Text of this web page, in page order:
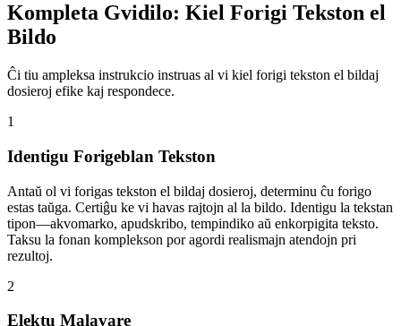
Kompleta Gvidilo: Kiel Forigi Tekston el
Bildo
Ĉi tiu ampleksa instrukcio instruas al vi kiel forigi tekston el bildaj
dosieroj efike kaj respondece.
1
Identigu Forigeblan Tekston
Antaŭ ol vi forigas tekston el bildaj dosieroj, determinu ĉu forigo
estas taŭga. Certiĝu ke vi havas rajtojn al la bildo. Identigu la tekstan
tipon—akvomarko, apudskribo, tempindiko aŭ enkorpigita teksto.
Taksu la fonan komplekson por agordi realismajn atendojn pri
rezultoj.
2
Elektu Malavare